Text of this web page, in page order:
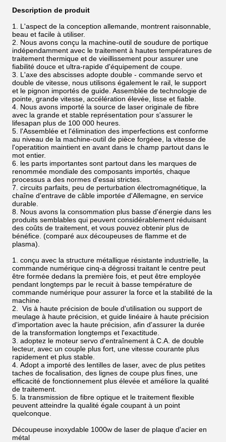
Description de produit
1. L'aspect de la conception allemande, montrent raisonnable,
beau et facile à utiliser.
2. Nous avons conçu la machine-outil de soudure de portique
indépendamment avec le traitement à hautes températures de
traitement thermique et de vieillissement pour assurer une
fiabilité douce et ultra-rapide d'équipement de coupe.
3. L'axe des abscisses adopte double - commande servo et
double de vitesse, nous utilisons également le rail, le support
et le pignon importés de guide. Assemblée de technologie de
pointe, grande vitesse, accélération élevée, lisse et fiable.
4. Nous avons importé la source de laser originale de fibre
avec la grande et stable représentation pour s'assurer le
lifesapan plus de 100 000 heures.
5. l'Assemblée et l'élimination des imperfections est conforme
au niveau de la machine-outil de pièce forgéee, la vitesse de
l'operatition maintient en avant dans le champ partout dans le
mot entier.
6. les parts importantes sont partout dans les marques de
renommée mondiale des composants importés, chaque
processus a des normes d'essai strictes.
7. circuits parfaits, peu de perturbation électromagnétique, la
chaîne d'entrave de câble importée d'Allemagne, en service
durable.
8. Nous avons la consommation plus basse d'énergie dans les
produits semblables qui peuvent considérablement réduisant
des coûts de traitement, et vous pouvez obtenir plus de
bénéfice. (comparé aux découpeuses de flamme et de
plasma).
1. conçu avec la structure métallique résistante industrielle, la
commande numérique cinq-a dégrossi traitant le centre peut
être formée dedans la première fois, et peut être employée
pendant longtemps par le recuit à basse température de
commande numérique pour assurer la force et la stabilité de la
machine.
2. Vis à haute précision de boule d'utilisation ou support de
meulage à haute précision, et guide linéaire à haute précision
d'importation avec la haute précision, afin d'assurer la durée
de la transformation longtemps et l'exactitude.
3. adoptez le moteur servo d'entraînement à C.A. de double
lecteur, avec un couple plus fort, une vitesse courante plus
rapidement et plus stable.
4. Adopt a importé des lentilles de laser, avec de plus petites
taches de focalisation, des lignes de coupe plus fines, une
efficacité de fonctionnement plus élevée et améliore la qualité
de traitement.
5. la transmission de fibre optique et le traitement flexible
peuvent atteindre la qualité égale coupant à un point
quelconque.
Découpeuse inoxydable 1000w de laser de plaque d'acier en
métal